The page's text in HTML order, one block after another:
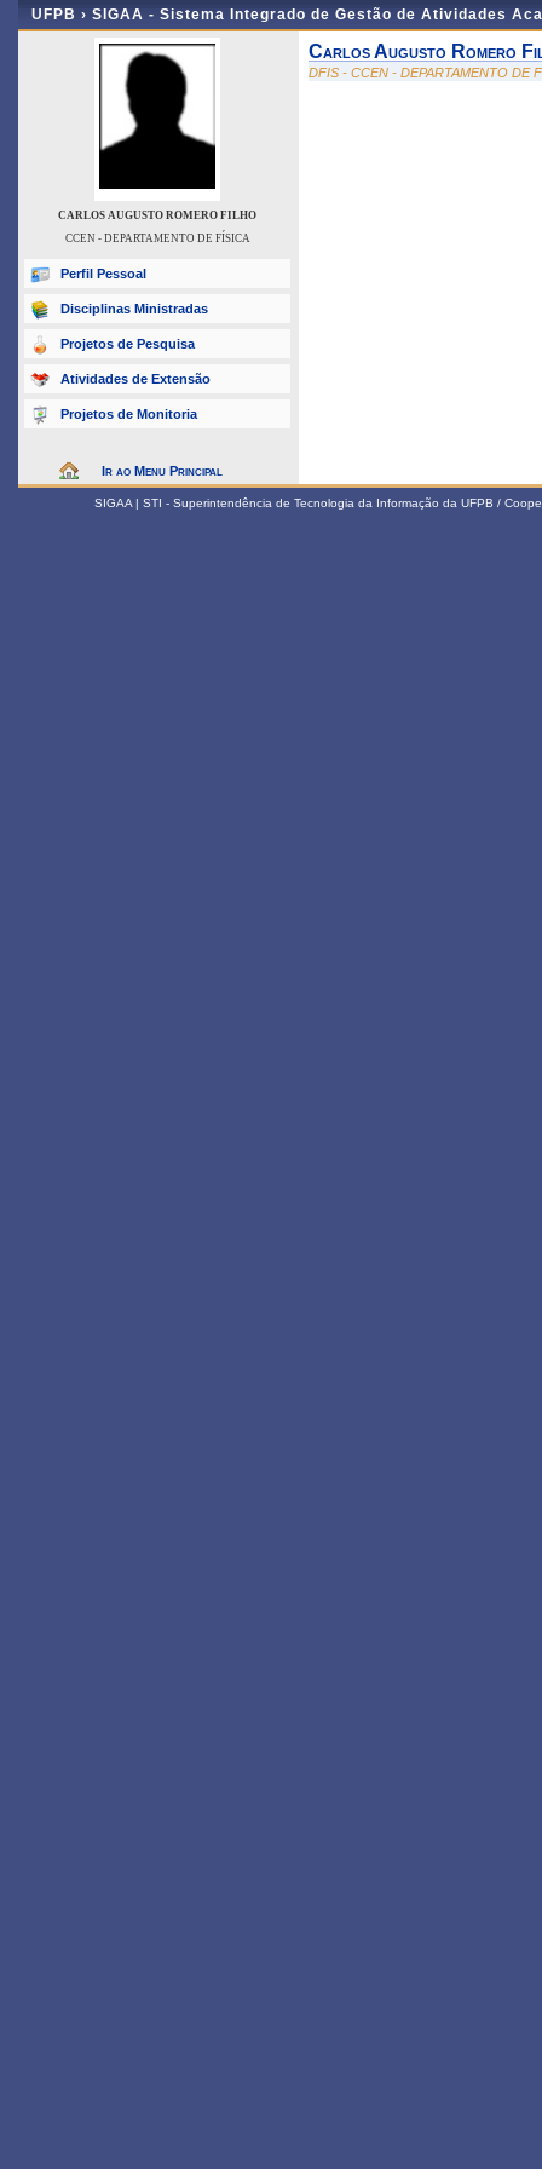
UFPB › SIGAA - Sistema Integrado de Gestão de Atividades
CARLOS AUGUSTO ROMERO FILHO
CCEN - DEPARTAMENTO DE FÍSICA
Perfil Pessoal
Disciplinas Ministradas
Projetos de Pesquisa
Atividades de Extensão
Projetos de Monitoria
Ir ao Menu Principal
Carlos Augusto Romero
DFIS - CCEN - DEPARTAMENTO DE
SIGAA | STI - Superintendência de Tecnologia da Informação da UFPB /